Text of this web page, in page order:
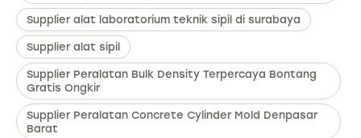
Supplier alat laboratorium teknik sipil di surabaya
Supplier alat sipil
Supplier Peralatan Bulk Density Terpercaya Bontang
Gratis Ongkir
Supplier Peralatan Concrete Cylinder Mold Denpasar
Barat